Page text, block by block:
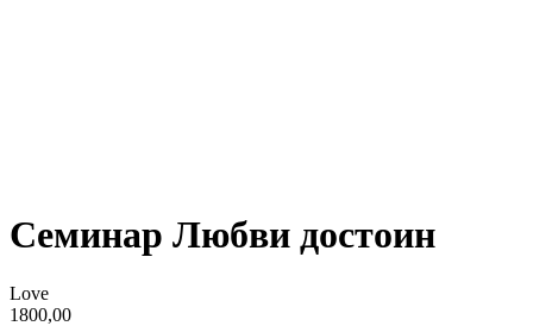
Семинар Любви достоин
Love
1800,00